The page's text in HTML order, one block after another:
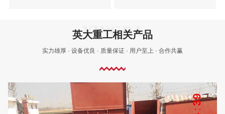
英大重工相关产品
实力雄厚 · 设备优良 · 质量保证 · 用户至上 · 合作共赢